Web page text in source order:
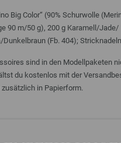
Big Color“ (90% Schurwolle
90 m/50 g), 200 g Karamell/Jade/
(Fb. 404);
sind in den Modellpaketen
du kostenlos mit der
in Papierform.